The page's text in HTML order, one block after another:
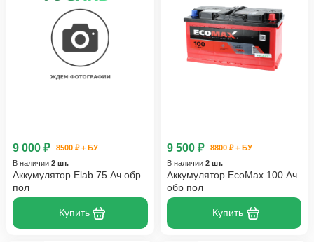
9 000 ₽
8500 ₽ + БУ
В наличии 2 шт.
Аккумулятор Elab 75 Ач обр
пол
Купить
9 500 ₽
8800 ₽ + БУ
В наличии 2 шт.
Аккумулятор EcoMax 100 Ач
обр пол
Купить